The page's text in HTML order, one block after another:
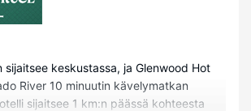
sijaitsee keskustassa, ja Glenwood Hot
River 10 minuutin kävelymatkan
sijaitsee 1 km:n päässä kohteesta